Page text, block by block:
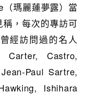
瑪麗蓮夢露）當
，每次的專訪可
經訪問過的名人
Castro,
Paul Sartre,
Ishihara